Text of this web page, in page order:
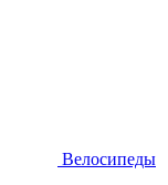
Велосипеды